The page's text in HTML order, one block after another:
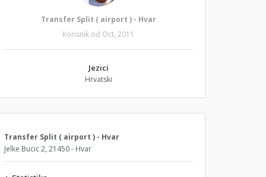
Transfer Split ( airport ) - Hvar
Korisnik od Oct, 2011
Jezici
Hrvatski
Transfer Split ( airport ) - Hvar
Jelke Bucic 2, 21450 - Hvar